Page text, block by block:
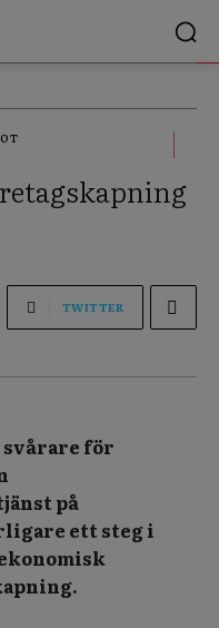
TWITTER
för
på
ett steg i